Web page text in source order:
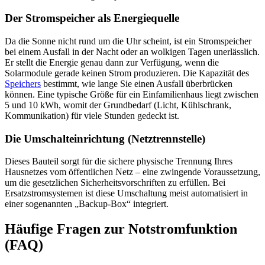
Der Stromspeicher als Energiequelle
Da die Sonne nicht rund um die Uhr scheint, ist ein Stromspeicher
bei einem Ausfall in der Nacht oder an wolkigen Tagen unerlässlich.
Er stellt die Energie genau dann zur Verfügung, wenn die
Solarmodule gerade keinen Strom produzieren. Die Kapazität des
Speichers bestimmt, wie lange Sie einen Ausfall überbrücken
können. Eine typische Größe für ein Einfamilienhaus liegt zwischen
5 und 10 kWh, womit der Grundbedarf (Licht, Kühlschrank,
Kommunikation) für viele Stunden gedeckt ist.
Die Umschalteinrichtung (Netztrennstelle)
Dieses Bauteil sorgt für die sichere physische Trennung Ihres
Hausnetzes vom öffentlichen Netz – eine zwingende Voraussetzung,
um die gesetzlichen Sicherheitsvorschriften zu erfüllen. Bei
Ersatzstromsystemen ist diese Umschaltung meist automatisiert in
einer sogenannten „Backup-Box“ integriert.
Häufige Fragen zur Notstromfunktion
(FAQ)